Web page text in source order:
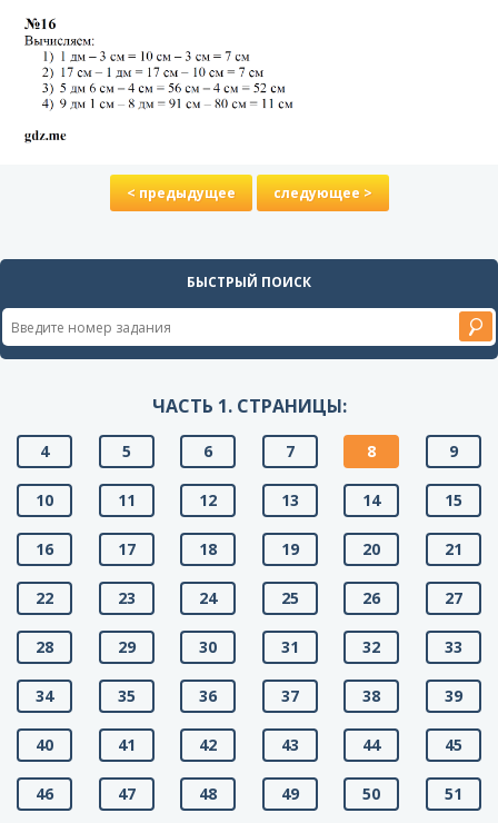
< предыдущее следующее >
БЫСТРЫЙ ПОИСК
ЧАСТЬ 1. СТРАНИЦЫ:
4 5 6 7 8 9
10 11 12 13 14 15
16 17 18 19 20 21
22 23 24 25 26 27
28 29 30 31 32 33
34 35 36 37 38 39
40 41 42 43 44 45
46 47 48 49 50 51